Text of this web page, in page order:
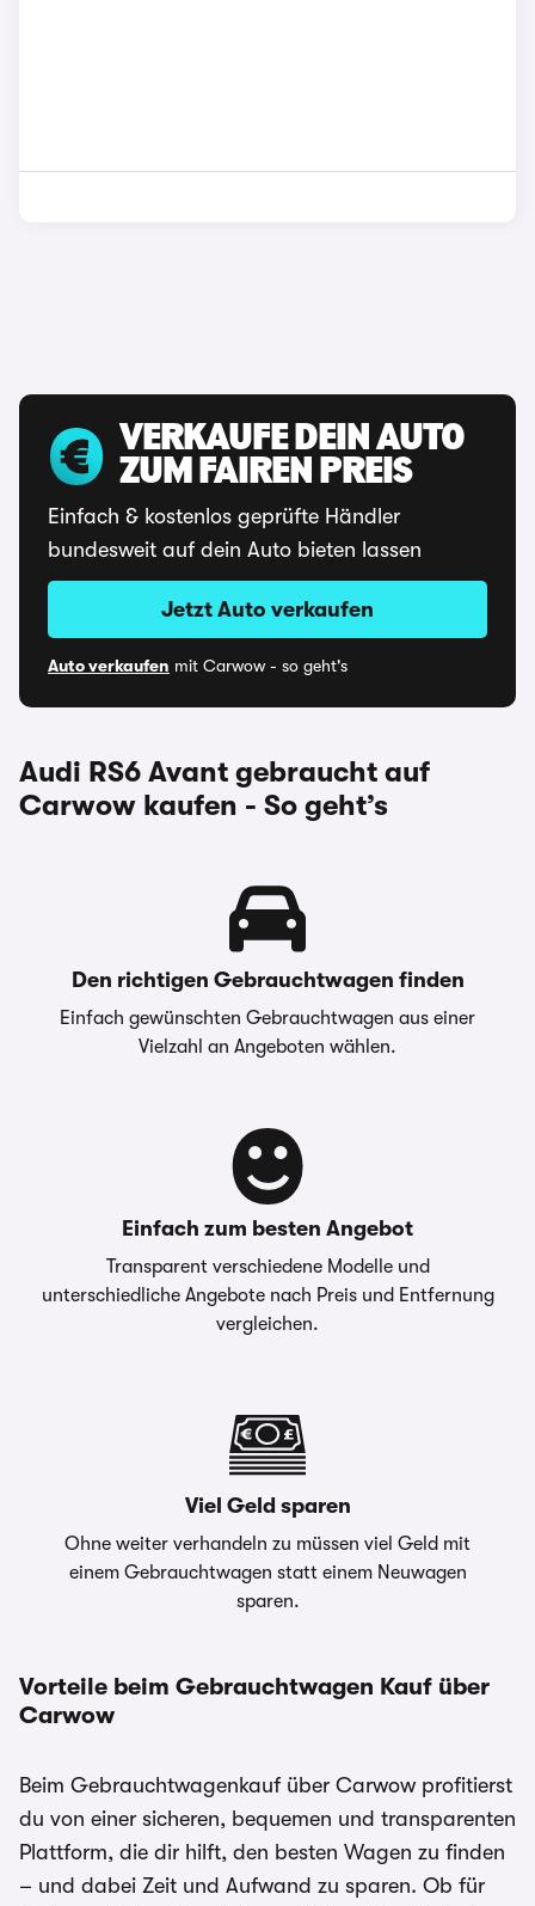
VERKAUFE DEIN AUTO
ZUM FAIREN PREIS
Einfach & kostenlos geprüfte Händler
bundesweit auf dein Auto bieten lassen
Jetzt Auto verkaufen
Auto verkaufen mit Carwow - so geht's
Audi RS6 Avant gebraucht auf
Carwow kaufen - So geht’s
Den richtigen Gebrauchtwagen finden
Einfach gewünschten Gebrauchtwagen aus einer
Vielzahl an Angeboten wählen.
Einfach zum besten Angebot
Transparent verschiedene Modelle und
unterschiedliche Angebote nach Preis und Entfernung
vergleichen.
Viel Geld sparen
Ohne weiter verhandeln zu müssen viel Geld mit
einem Gebrauchtwagen statt einem Neuwagen
sparen.
Vorteile beim Gebrauchtwagen Kauf über
Carwow
Beim Gebrauchtwagenkauf über Carwow profitierst
du von einer sicheren, bequemen und transparenten
Plattform, die dir hilft, den besten Wagen zu finden
– und dabei Zeit und Aufwand zu sparen. Ob für